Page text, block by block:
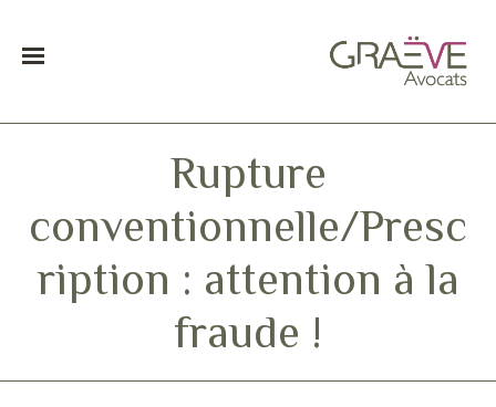
Rupture
conventionnelle/Presc
ription : attention à la
fraude !